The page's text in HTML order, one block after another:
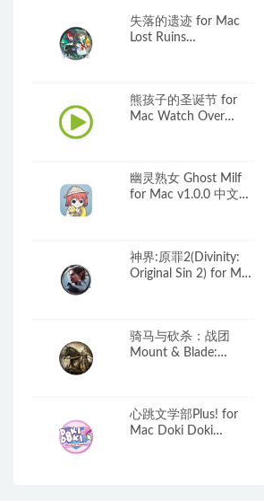
失落的遗迹 for Mac
Lost Ruins
熊孩子的圣诞节 for
Mac Watch Over
幽灵熟女 Ghost Milf
for Mac v1.0.0 中文原
神界:原罪2(Divinity:
Original Sin 2) for Mac
骑马与砍杀：战团
Mount & Blade:
心跳文学部Plus! for
Mac Doki Doki